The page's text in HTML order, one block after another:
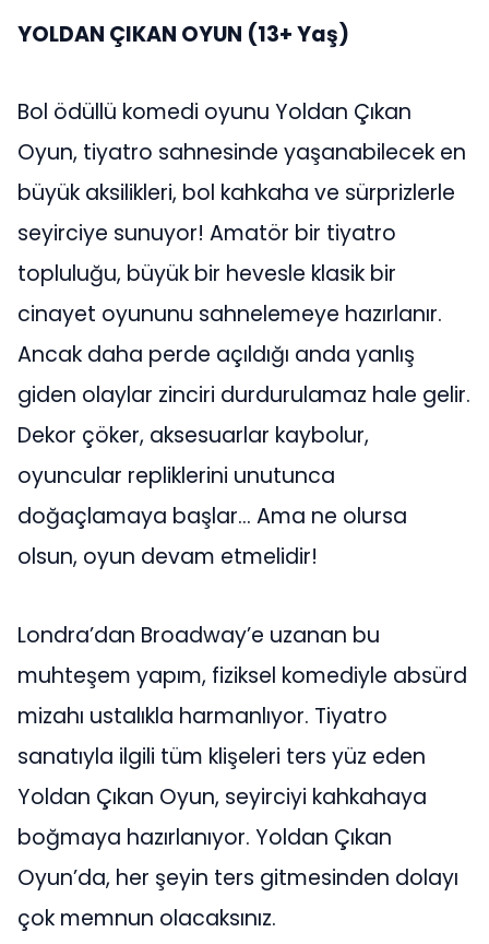
YOLDAN ÇIKAN OYUN (13+ Yaş)
Bol ödüllü komedi oyunu Yoldan Çıkan
Oyun, tiyatro sahnesinde yaşanabilecek en
büyük aksilikleri, bol kahkaha ve sürprizlerle
seyirciye sunuyor! Amatör bir tiyatro
topluluğu, büyük bir hevesle klasik bir
cinayet oyununu sahnelemeye hazırlanır.
Ancak daha perde açıldığı anda yanlış
giden olaylar zinciri durdurulamaz hale gelir.
Dekor çöker, aksesuarlar kaybolur,
oyuncular repliklerini unutunca
doğaçlamaya başlar… Ama ne olursa
olsun, oyun devam etmelidir!
Londra’dan Broadway’e uzanan bu
muhteşem yapım, fiziksel komediyle absürd
mizahı ustalıkla harmanlıyor. Tiyatro
sanatıyla ilgili tüm klişeleri ters yüz eden
Yoldan Çıkan Oyun, seyirciyi kahkahaya
boğmaya hazırlanıyor. Yoldan Çıkan
Oyun’da, her şeyin ters gitmesinden dolayı
çok memnun olacaksınız.